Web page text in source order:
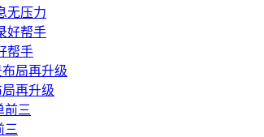
无压力
帮手
再升级
三